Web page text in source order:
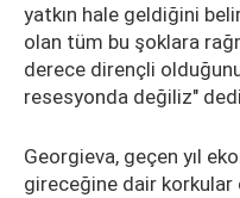
yatkın hale geldiğini
olan tüm bu şoklara
derece dirençli
resesyonda değiliz"
Georgieva, geçen yıl
gireceğine dair korkular